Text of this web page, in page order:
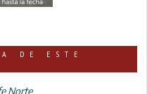
DE ESTE
Norte